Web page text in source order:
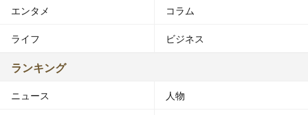
エンタメ コラム
ライフ ビジネス
ランキング
ニュース 人物